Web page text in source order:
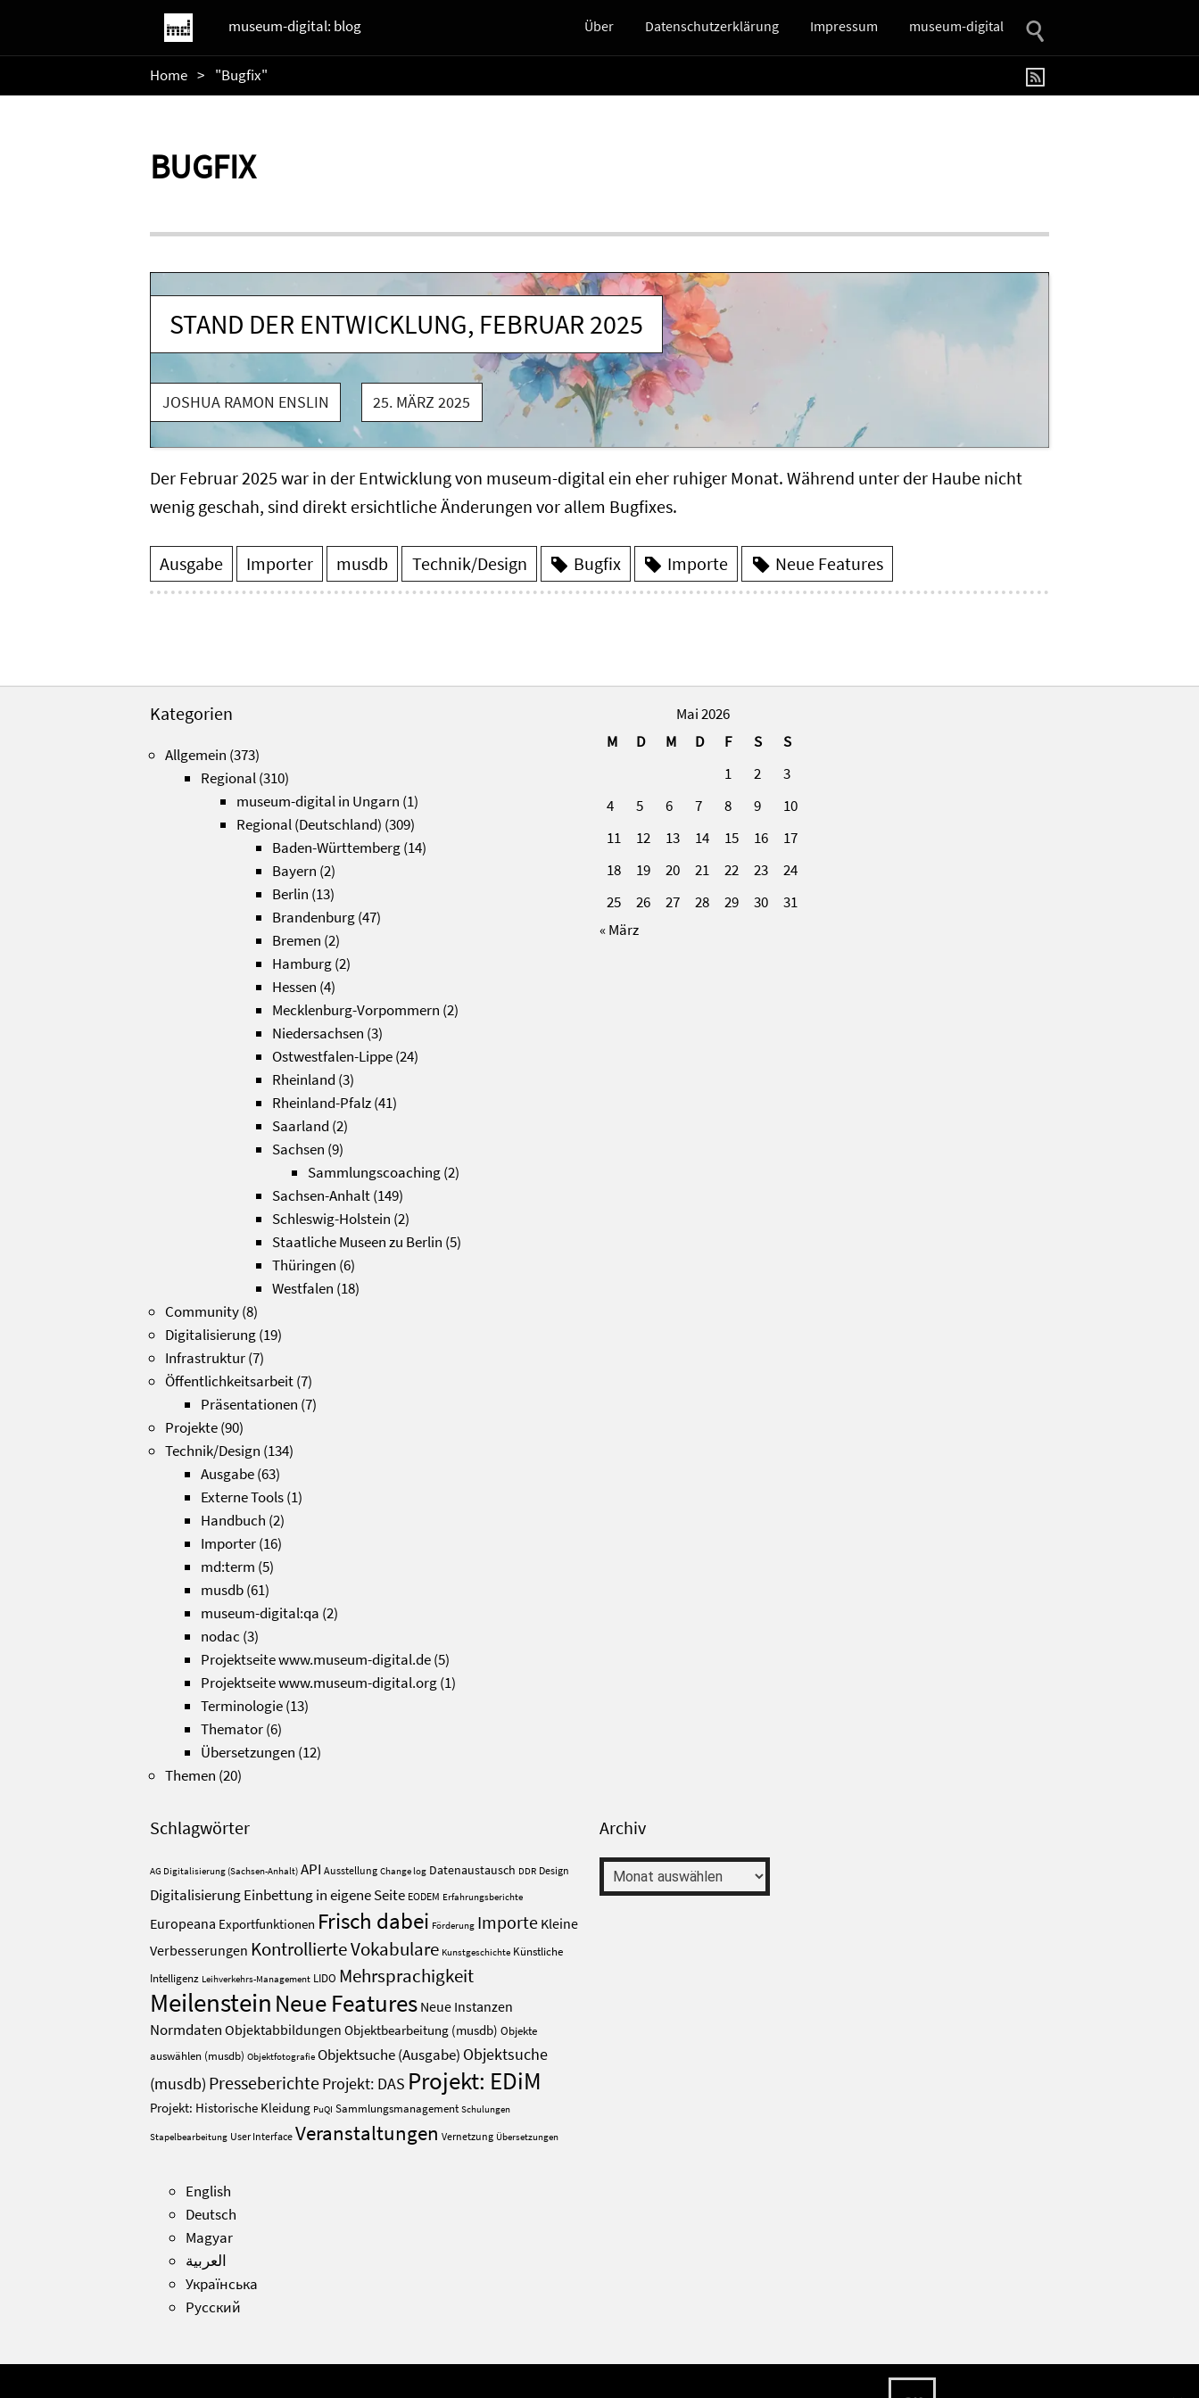
museum-digital: blog Über Datenschutzerklärung Impressum museum-digital
Home "Bugfix"
BUGFIX
STAND DER ENTWICKLUNG, FEBRUAR 2025
JOSHUA RAMON ENSLIN 25. MÄRZ 2025
Der Februar 2025 war in der Entwicklung von museum-digital ein eher ruhiger Monat. Während unter der Haube nicht
wenig geschah, sind direkt ersichtliche Änderungen vor allem Bugfixes.
Ausgabe Importer musdb Technik/Design Bugfix Importe Neue Features
Kategorien
Allgemein (373)
Regional(310)
museum-digital in Ungarn (1)
Regional (Deutschland) (309)
Baden-Württemberg(14)
Bayern (2)
Berlin (13)
Brandenburg(47)
Bremen (2)
Hamburg(2)
Hessen (4)
Mecklenburg-Vorpommern (2)
Niedersachsen (3)
Ostwestfalen-Lippe(24)
Rheinland (3)
Rheinland-Pfalz(41)
Saarland (2)
Sachsen (9)
Sammlungscoaching(2)
Sachsen-Anhalt(149)
Schleswig-Holstein (2)
Staatliche Museen zu Berlin (5)
Thüringen (6)
Westfalen (18)
Community(8)
Digitalisierung(19)
Infrastruktur(7)
Öffentlichkeitsarbeit(7)
Präsentationen (7)
Projekte(90)
Technik/Design (134)
Ausgabe(63)
Externe Tools(1)
Handbuch (2)
Importer(16)
md:term (5)
musdb(61)
museum-digital:qa (2)
nodac (3)
Projektseite www.museum-digital.de(5)
Projektseite www.museum-digital.org(1)
Terminologie(13)
Themator(6)
Übersetzungen (12)
Themen (20)
Mai 2026
M
D M D F S
S
1
2
3
4
5 6 7 8 9
10
11
12 13 14 15 16
17
18
19 20 21 22 23
24
25
26 27 28 29 30
31
« März
Schlagwörter
AG Digitalisierung (Sachsen-Anhalt) API Ausstellung Change log Datenaustausch DDR Design
DigitalisierungEinbettung in eigene Seite EODEM Erfahrungsberichte
Europeana Exportfunktionen Frisch dabei Förderung Importe Kleine
Verbesserungen Kontrollierte Vokabulare Kunstgeschichte Künstliche
Intelligenz Leihverkehrs-Management LIDO Mehrsprachigkeit
Meilenstein Neue Features Neue Instanzen
Normdaten Objektabbildungen Objektbearbeitung (musdb) Objekte
auswählen (musdb) Objektfotografie Objektsuche (Ausgabe) Objektsuche
(musdb) PresseberichteProjekt: DAS Projekt: EDiM
Projekt: Historische Kleidung PuQI Sammlungsmanagement Schulungen
Stapelbearbeitung User Interface Veranstaltungen Vernetzung Übersetzungen
Archiv
Archiv
English
Deutsch
Magyar
العربية
Українська
Русский